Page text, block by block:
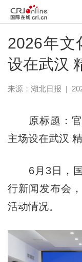
2026年文
设在武汉
来源： 湖北日报 |
原标题：官
主场设在武汉
6月3日，国
行新闻发布会
活动情况。